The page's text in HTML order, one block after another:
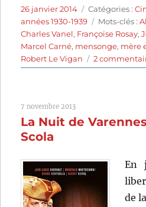
Publié
le
26 janvier 2014 Catégories
Catégories :
années 1930-1939
Étiquettes
Mots-clés :
Charles Vanel, Françoise Rosay,
Marcel Carné, mensonge, mère
Robert Le Vigan
2
7 novembre 2013
La Nuit de
Scola
En
de